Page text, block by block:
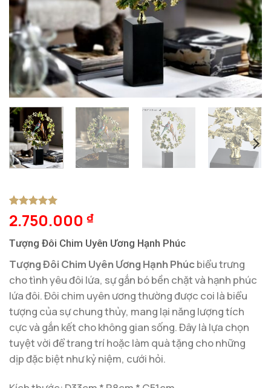
5trên 5
dựa trên
1
2.750.000 ₫
Tượng Đôi Chim Uyên Ương Hạnh Phúc
Tượng Đôi Chim Uyên Ương Hạnh Phúcbiểu trưng
cho tình yêu đôi lứa, sự gắn bó bền chặt và hạnh phúc
lứa đôi. Đôi chim uyên ương thường được coi là biểu
tượng của sự chung thủy, mang lại năng lượng tích
cực và gắn kết cho không gian sống. Đây là lựa chọn
tuyệt vời để trang trí hoặc làm quà tặng cho những
dịp đặc biệt như kỷ niệm, cưới hỏi.